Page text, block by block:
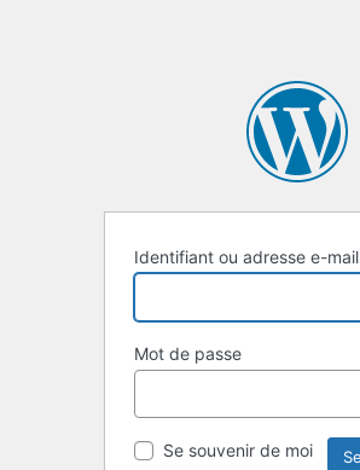
Identifiant ou adresse e-mail
Mot de passe
Se souvenir de moi